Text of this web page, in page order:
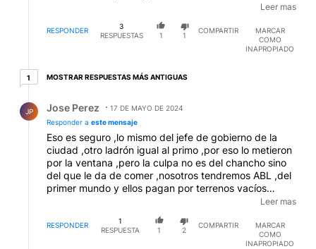
absolutamente nada nadie escucha nadie regula
nadie hace cumplir las leyes los periodistas se
preocupan por la cantidad de perros que tiene el
autolítico Por lo cual estuve internada en una clínica
haberme asistido y haberme cortado la medicación
que tomo desde el 2008 y no haberme dado ni
siquiera ni psicólogo a mi patología de base se le
sumaron otras patologías y terminé atentando contra
mi vida por quinta vez Y a quién le importa a la a los
fiscales a los periodistas a la superintendencia al
señor presidente que le escribí nunca me contestó a
la señora villarruel que también le escribí me dijo que
derecho pero tengo todas las obligaciones habidas y
Leer mas
RESPONDER
3
RESPUESTAS
1 1
COMPARTIR
MARCAR
COMO
INAPROPIADO
11 respuesta más antiguas
MOSTRAR RESPUESTAS MÁS ANTIGUAS
JP Jose Perez
17 DE MAYO DE 2024
Responder a este mensaje
Eso es seguro ,lo mismo del jefe de gobierno de la
ciudad ,otro ladrón igual al primo ,por eso lo metieron
por la ventana ,pero la culpa no es del chancho sino
del que le da de comer ,nosotros tendremos ABL ,del
primer mundo y ellos pagan por terrenos vacíos
,votaron lo mismo en vez del cambio ? bueno ahora
por desgracias la vamos a pagar todos ,cemento y
diezmo ,de eso viven estos Macri
Leer mas
RESPONDER
1
RESPUESTA
1 2
COMPARTIR
MARCAR
COMO
INAPROPIADO